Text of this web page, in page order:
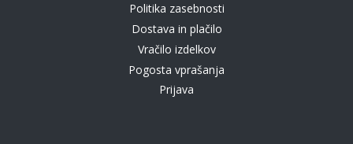
Politika zasebnosti
Dostava in plačilo
Vračilo izdelkov
Pogosta vprašanja
Prijava